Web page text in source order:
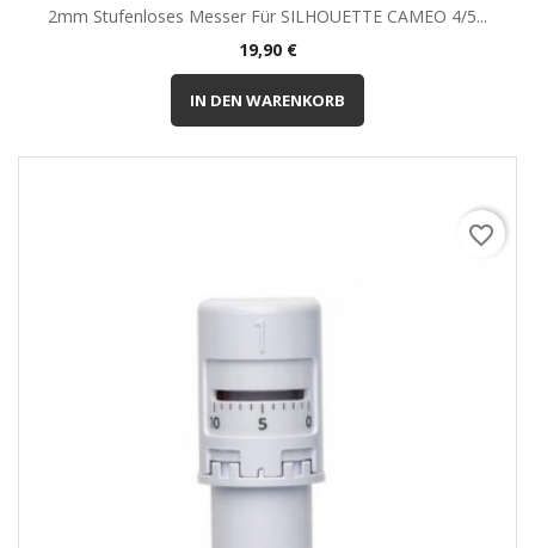
2mm Stufenloses Messer Für SILHOUETTE CAMEO 4/5...
Preis
19,90 €
IN DEN WARENKORB
favorite_border